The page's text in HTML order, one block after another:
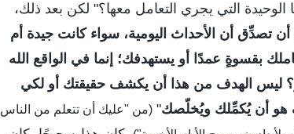
التي يجري التعامل معها؟" لكن بعد ذلك،
أن تصدِّق أن الأحداث اليومية، سواء كانت جيدة أم
بقسوةٍ عمدًا أو يستهدفك؛ إنما في الواقع الله
ليس الهدف من هذا أن يكشف حقيقتك أو لكي
هو أن يُكمِّلك ويُخلّصك" (من "عليك أن تتعلم من الناس